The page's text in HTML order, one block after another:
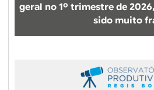
geral no 1º trimestre de
sido muito